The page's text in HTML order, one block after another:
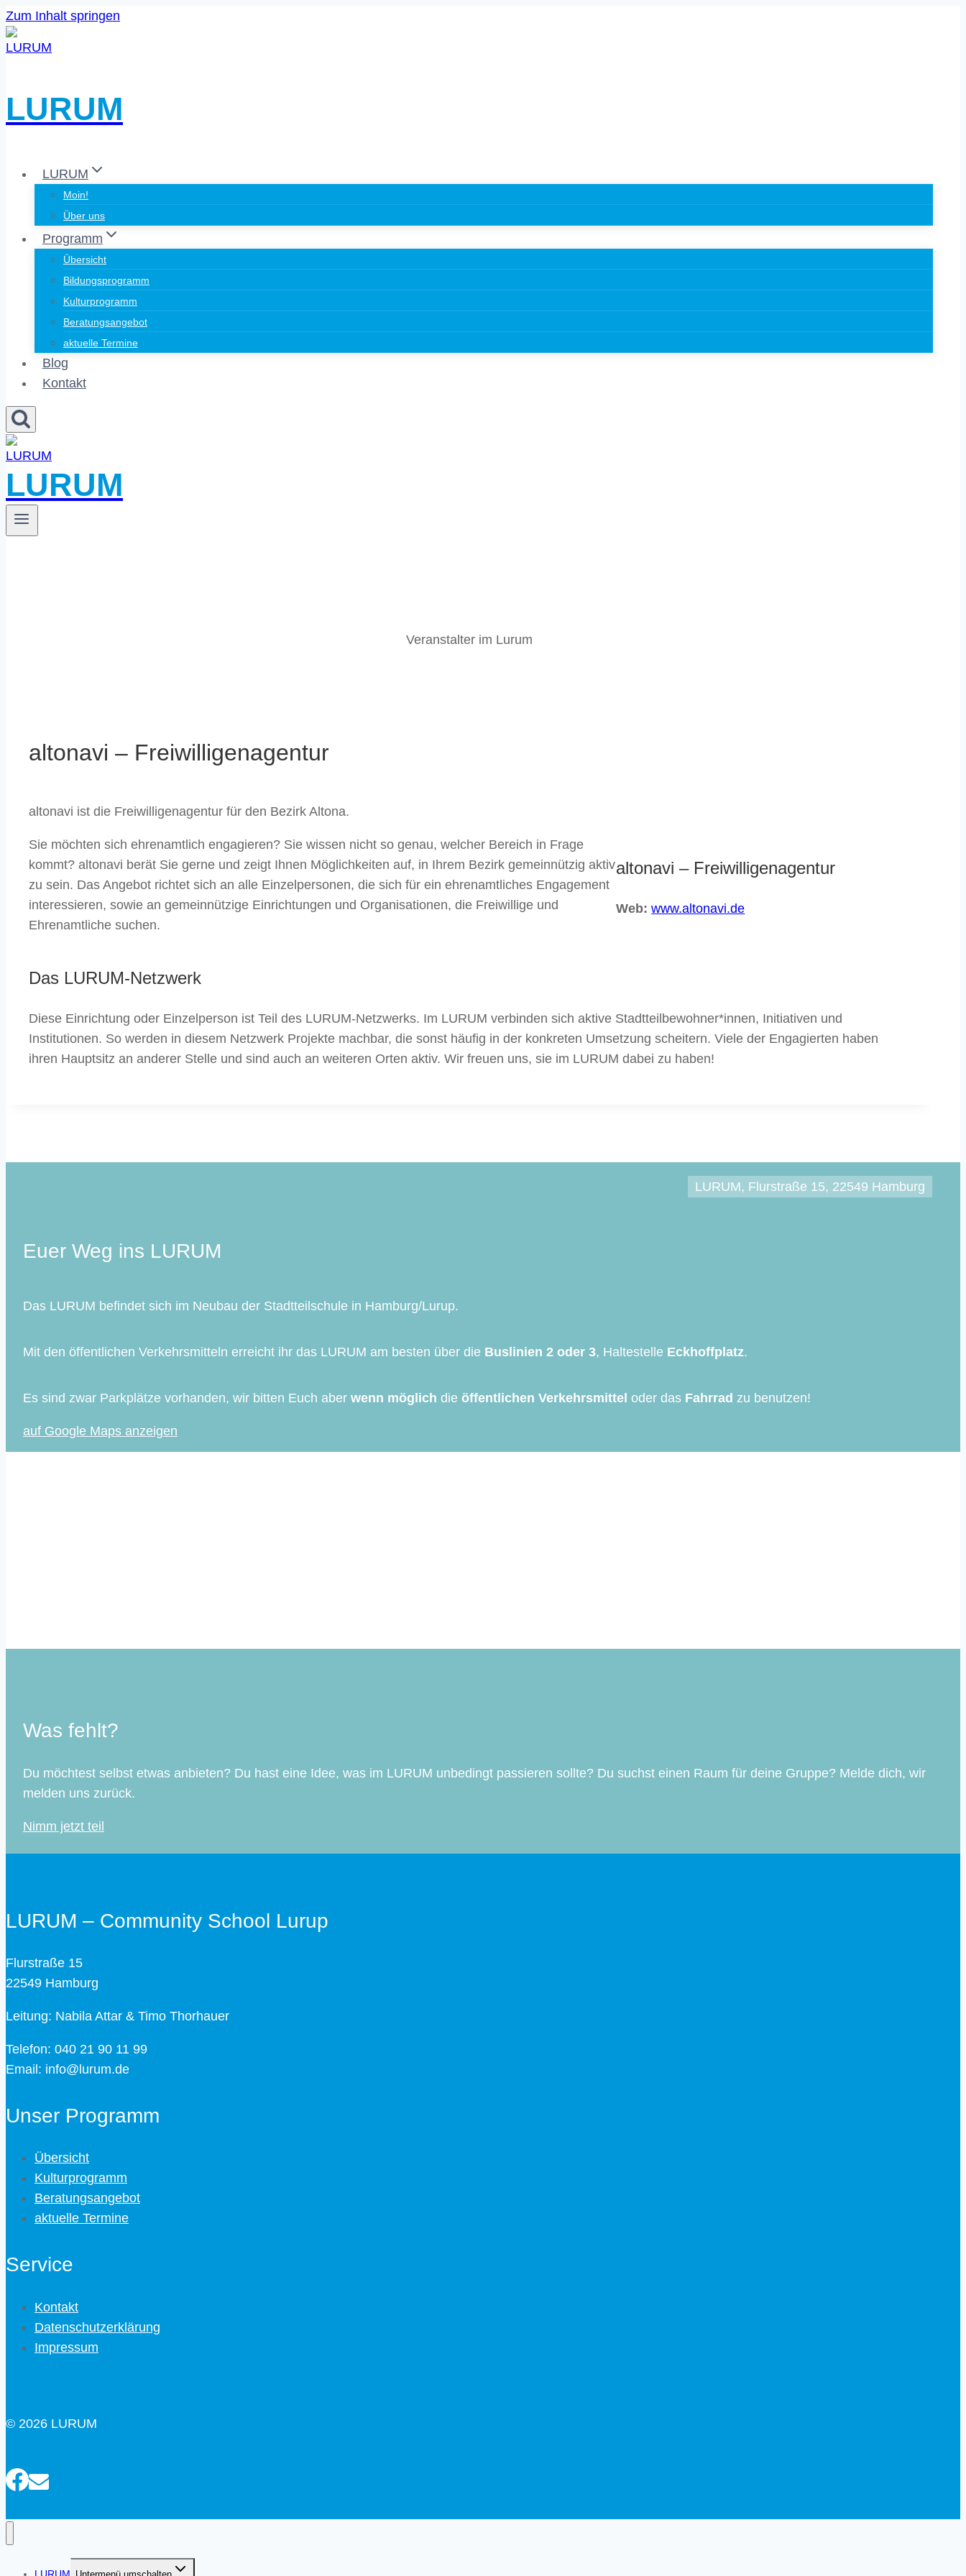
Zum Inhalt springen
LURUM
LURUM
Moin!
Über uns
Programm
Übersicht
Bildungsprogramm
Kulturprogramm
Beratungsangebot
aktuelle Termine
Blog
Kontakt
LURUM
Veranstalter im Lurum
altonavi – Freiwilligenagentur
altonavi ist die Freiwilligenagentur für den Bezirk Altona.
Sie möchten sich ehrenamtlich engagieren? Sie wissen nicht so genau, welcher Bereich in Frage
kommt? altonavi berät Sie gerne und zeigt Ihnen Möglichkeiten auf, in Ihrem Bezirk gemeinnützig aktiv
zu sein. Das Angebot richtet sich an alle Einzelpersonen, die sich für ein ehrenamtliches Engagement
interessieren, sowie an gemeinnützige Einrichtungen und Organisationen, die Freiwillige und
Ehrenamtliche suchen.
altonavi – Freiwilligenagentur
Web:www.altonavi.de
Das LURUM-Netzwerk
Diese Einrichtung oder Einzelperson ist Teil des LURUM-Netzwerks. Im LURUM verbinden sich aktive Stadtteilbewohner*innen, Initiativen und
Institutionen. So werden in diesem Netzwerk Projekte machbar, die sonst häufig in der konkreten Umsetzung scheitern. Viele der Engagierten haben
ihren Hauptsitz an anderer Stelle und sind auch an weiteren Orten aktiv. Wir freuen uns, sie im LURUM dabei zu haben!
LURUM, Flurstraße 15, 22549 Hamburg
Euer Weg ins LURUM
Das LURUM befindet sich im Neubau der Stadtteilschule in Hamburg/Lurup.
Mit den öffentlichen Verkehrsmitteln erreicht ihr das LURUM am besten über die Buslinien 2 oder 3, Haltestelle Eckhoffplatz.
Es sind zwar Parkplätze vorhanden, wir bitten Euch aber wenn möglich die öffentlichen Verkehrsmittel oder das Fahrrad zu benutzen!
auf Google Maps anzeigen
Was fehlt?
Du möchtest selbst etwas anbieten? Du hast eine Idee, was im LURUM unbedingt passieren sollte? Du suchst einen Raum für deine Gruppe? Melde dich, wir
melden uns zurück.
Nimm jetzt teil
LURUM – Community School Lurup
Flurstraße 15
22549 Hamburg
Leitung: Nabila Attar & Timo Thorhauer
Telefon: 040 21 90 11 99
Email: info@lurum.de
Unser Programm
Übersicht
Kulturprogramm
Beratungsangebot
aktuelle Termine
Service
Kontakt
Datenschutzerklärung
Impressum
© 2026 LURUM